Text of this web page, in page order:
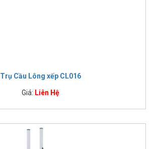
Trụ Cầu Lông xếp CL016
Giá: Liên Hệ